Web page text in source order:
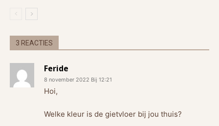
3 REACTIES
Feride
8 november 2022 Bij 12:21
Hoi,
Welke kleur is de gietvloer bij jou thuis?